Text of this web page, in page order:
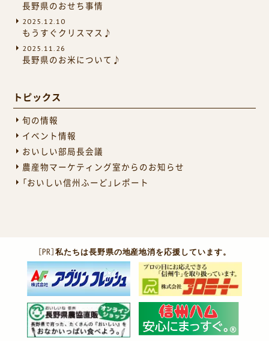
長野県のおせち事情
2025.12.10
もうすぐクリスマス♪
2025.11.26
長野県のお米について♪
トピックス
旬の情報
イベント情報
おいしい部局長会議
農産物マーケティング室からのお知らせ
「おいしい信州ふーど」レポート
［PR］私たちは長野県の地産地消を応援しています。